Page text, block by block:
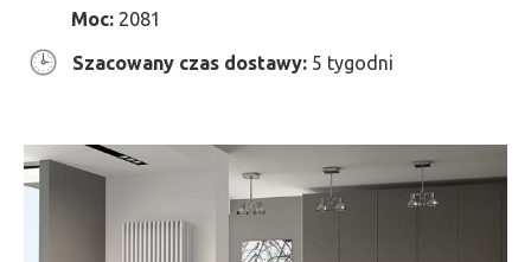
Moc: 2081
Szacowany czas dostawy: 5 tygodni